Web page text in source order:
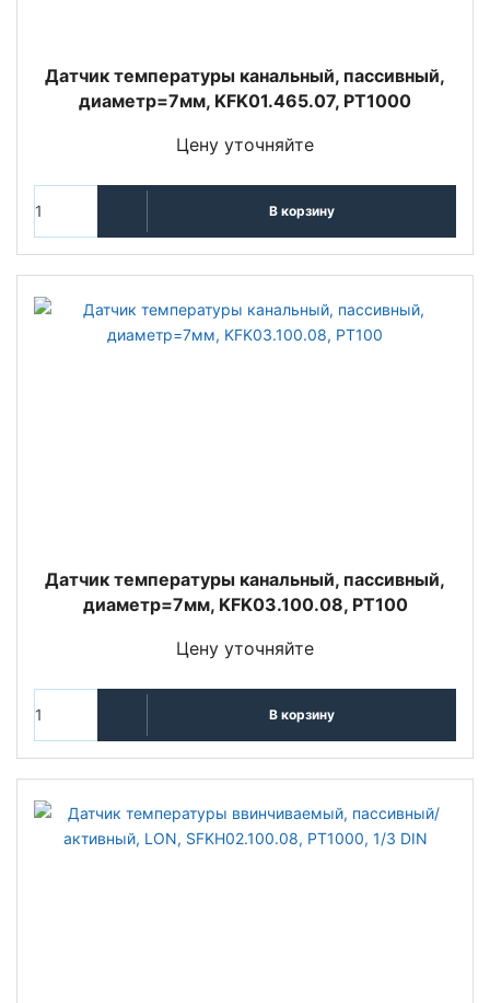
Датчик температуры канальный, пассивный,
диаметр=7мм, KFK01.465.07, PT1000
Цену уточняйте
В корзину
Датчик температуры канальный, пассивный,
диаметр=7мм, KFK03.100.08, PT100
Цену уточняйте
В корзину